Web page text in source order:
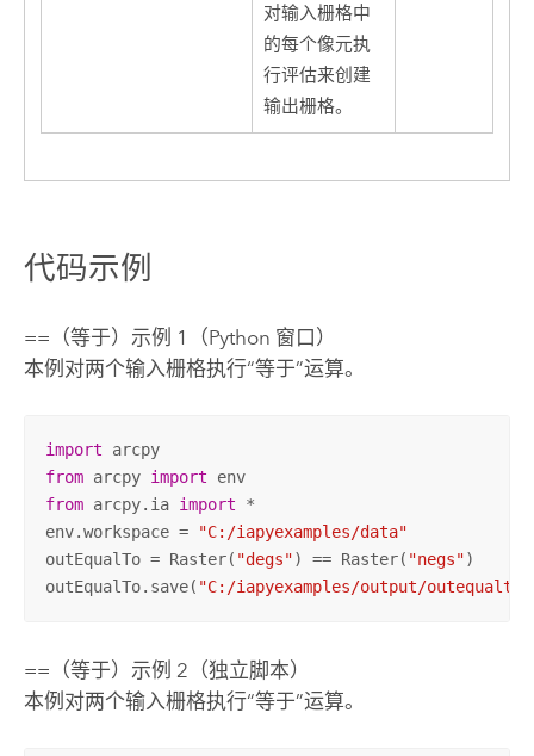
对输入栅格中
的每个像元执
行评估来创建
输出栅格。
代码示例
==（等于）示例 1（Python 窗口）
本例对两个输入栅格执行“等于”运算。
import
arcpy
from arcpy import
env
from arcpy.ia import *
env.workspace =
"C:/iapyexamples/data"
outEqualTo = Raster( "degs") == Raster( "negs")
outEqualTo.save( "C:/iapyexamples/output/
==（等于）示例 2（独立脚本）
本例对两个输入栅格执行“等于”运算。